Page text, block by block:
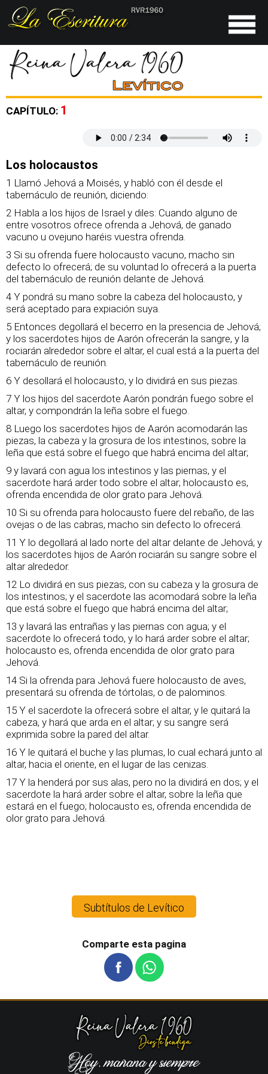
CAPÍTULO: 1
Los holocaustos
1 Llamó Jehová a Moisés, y habló con él desde el
tabernáculo de reunión, diciendo:
2 Habla a los hijos de Israel y diles: Cuando alguno de
entre vosotros ofrece ofrenda a Jehová, de ganado
vacuno u ovejuno haréis vuestra ofrenda.
3 Si su ofrenda fuere holocausto vacuno, macho sin
defecto lo ofrecerá; de su voluntad lo ofrecerá a la puerta
del tabernáculo de reunión delante de Jehová.
4 Y pondrá su mano sobre la cabeza del holocausto, y
será aceptado para expiación suya.
5 Entonces degollará el becerro en la presencia de Jehová;
y los sacerdotes hijos de Aarón ofrecerán la sangre, y la
rociarán alrededor sobre el altar, el cual está a la puerta del
tabernáculo de reunión.
6 Y desollará el holocausto, y lo dividirá en sus piezas.
7 Y los hijos del sacerdote Aarón pondrán fuego sobre el
altar, y compondrán la leña sobre el fuego.
8 Luego los sacerdotes hijos de Aarón acomodarán las
piezas, la cabeza y la grosura de los intestinos, sobre la
leña que está sobre el fuego que habrá encima del altar;
9 y lavará con agua los intestinos y las piernas, y el
sacerdote hará arder todo sobre el altar; holocausto es,
ofrenda encendida de olor grato para Jehová.
10 Si su ofrenda para holocausto fuere del rebaño, de las
ovejas o de las cabras, macho sin defecto lo ofrecerá.
11 Y lo degollará al lado norte del altar delante de Jehová; y
los sacerdotes hijos de Aarón rociarán su sangre sobre el
altar alrededor.
12 Lo dividirá en sus piezas, con su cabeza y la grosura de
los intestinos; y el sacerdote las acomodará sobre la leña
que está sobre el fuego que habrá encima del altar;
13 y lavará las entrañas y las piernas con agua; y el
sacerdote lo ofrecerá todo, y lo hará arder sobre el altar;
holocausto es, ofrenda encendida de olor grato para
Jehová.
14 Si la ofrenda para Jehová fuere holocausto de aves,
presentará su ofrenda de tórtolas, o de palominos.
15 Y el sacerdote la ofrecerá sobre el altar, y le quitará la
cabeza, y hará que arda en el altar; y su sangre será
exprimida sobre la pared del altar.
16 Y le quitará el buche y las plumas, lo cual echará junto al
altar, hacia el oriente, en el lugar de las cenizas.
17 Y la henderá por sus alas, pero no la dividirá en dos; y el
sacerdote la hará arder sobre el altar, sobre la leña que
estará en el fuego; holocausto es, ofrenda encendida de
olor grato para Jehová.
Subtítulos de Levítico
Comparte esta pagina